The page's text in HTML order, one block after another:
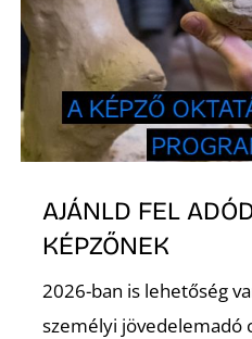
AJÁNLD FEL
KÉPZŐNEK
2026-ban is lehetőség
személyi jövedelemadó